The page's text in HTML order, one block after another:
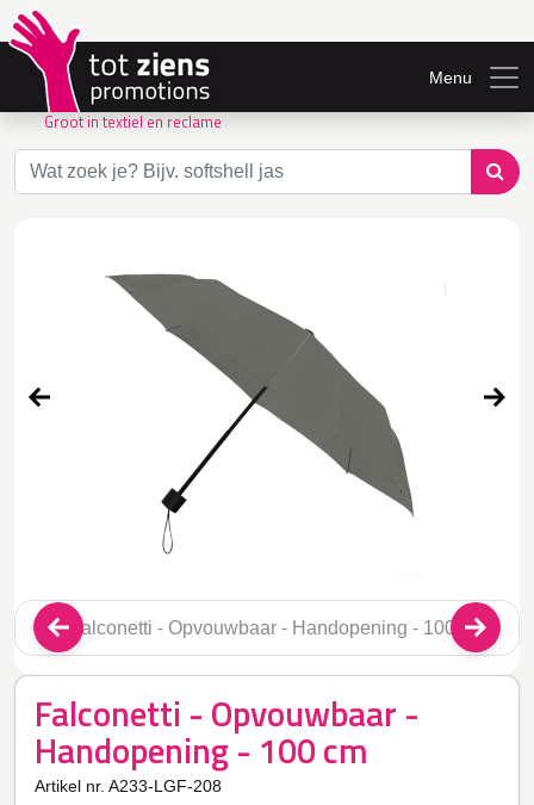
Groot in textiel en reclame
Menu
Falconetti - Opvouwbaar -
Handopening - 100 cm
Artikel nr. A233-LGF-208